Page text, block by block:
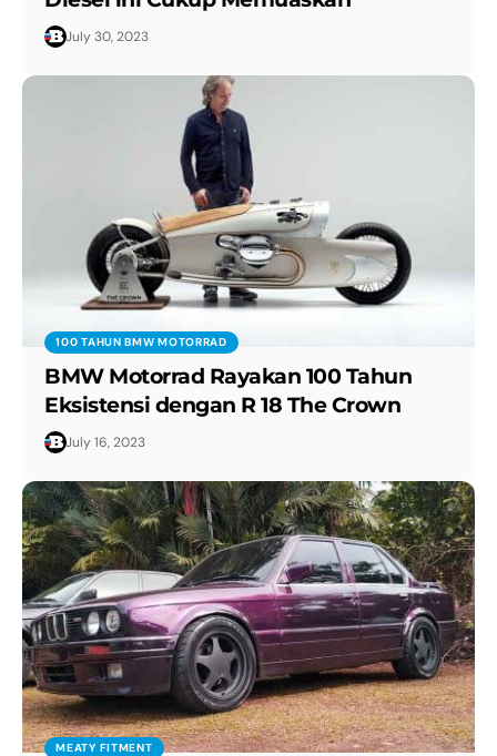
July 30, 2023
100 TAHUN BMW MOTORRAD
BMW Motorrad Rayakan 100 Tahun
Eksistensi dengan R 18 The Crown
July 16, 2023
MEATY FITMENT